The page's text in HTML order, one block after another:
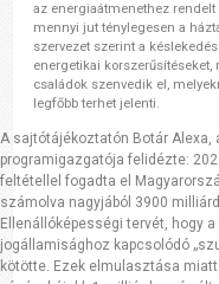
az energiaátmenethez
mennyi jut ténylegesen a
szervezet szerint a
energetikai korszerűsítéseket,
családok szenvedik el,
legfőbb terhet jelenti.
A sajtótájékoztatón Botár Alexa,
programigazgatója felidézte:
feltétellel fogadta el
számolva nagyjából 3900
Ellenállóképességi tervét, hogy
jogállamisághoz kapcsolódó
kötötte. Ezek elmulasztása